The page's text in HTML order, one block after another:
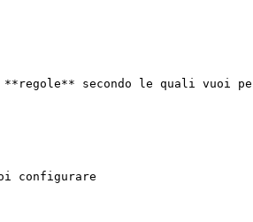
secondo le quali vuoi
configurare